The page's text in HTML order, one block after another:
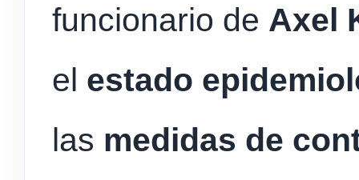
funcionario de Axel
el estado
las medidas de